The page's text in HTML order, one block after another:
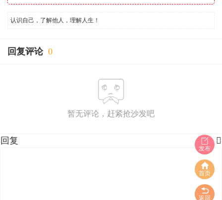
认识自己，了解他人，理解人生！
回复评论 0
暂无评论，赶紧抢沙发吧
发布
首页
返回

回复